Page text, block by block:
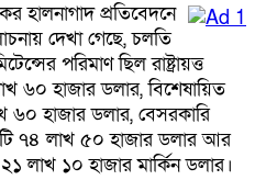
হালনাগাদ প্রতিবেদনে
দেখা গেছে, চলতি
পরিমাণ ছিল রাষ্ট্রায়ত্ত
৬০ হাজার ডলার, বিশেষায়িত
৬০ হাজার ডলার, বেসরকারি
৭৪ লাখ ৫০ হাজার ডলার আর
লাখ ১০ হাজার মার্কিন ডলার।